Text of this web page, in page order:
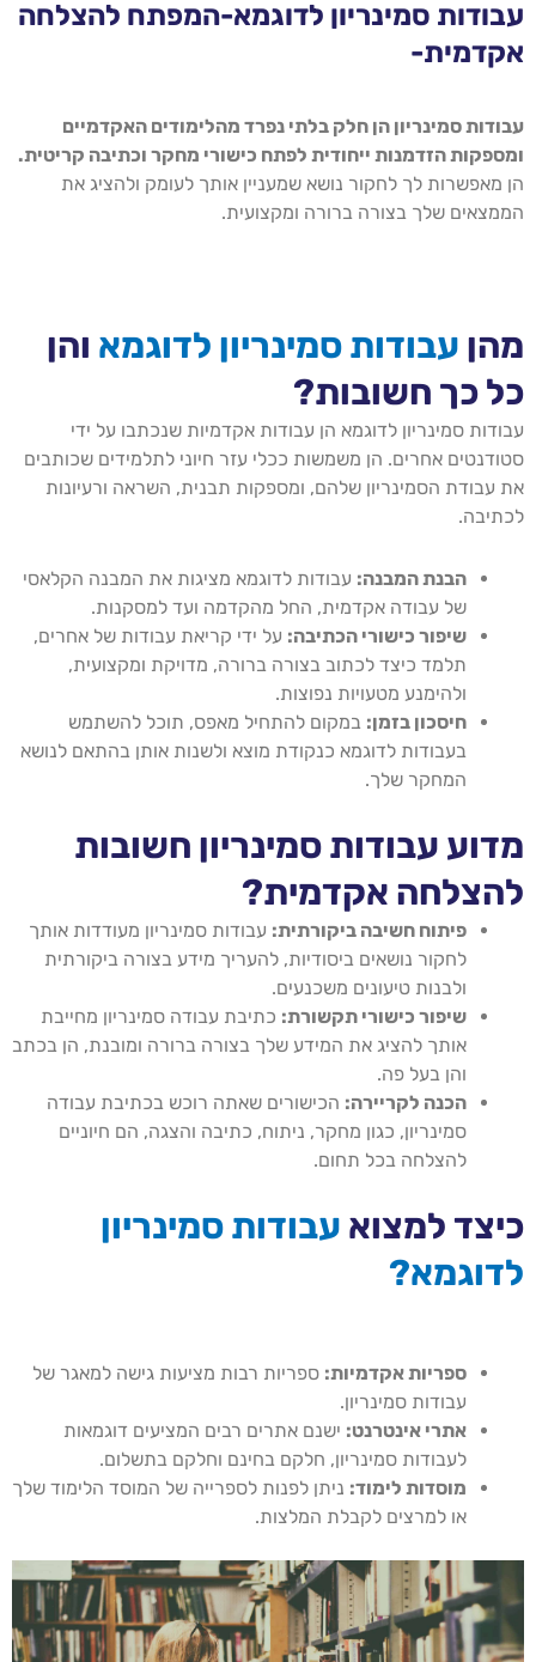
עבודות סמינריון לדוגמא-המפתח להצלחה
אקדמית-
עבודות סמינריון הן חלק בלתי נפרד מהלימודים האקדמיים
ומספקות הזדמנות ייחודית לפתח כישורי מחקר וכתיבה קריטית.
הן מאפשרות לך לחקור נושא שמעניין אותך לעומק ולהציג את
הממצאים שלך בצורה ברורה ומקצועית.
מהן עבודות סמינריון לדוגמא והן
כל כך חשובות?
עבודות סמינריון לדוגמא הן עבודות אקדמיות שנכתבו על ידי
סטודנטים אחרים. הן משמשות ככלי עזר חיוני לתלמידים שכותבים
את עבודת הסמינריון שלהם, ומספקות תבנית, השראה ורעיונות
לכתיבה.
הבנת המבנה: עבודות לדוגמא מציגות את המבנה הקלאסי
של עבודה אקדמית, החל מהקדמה ועד למסקנות.
שיפור כישורי הכתיבה: על ידי קריאת עבודות של אחרים,
תלמד כיצד לכתוב בצורה ברורה, מדויקת ומקצועית,
ולהימנע מטעויות נפוצות.
חיסכון בזמן: במקום להתחיל מאפס, תוכל להשתמש
בעבודות לדוגמא כנקודת מוצא ולשנות אותן בהתאם לנושא
המחקר שלך.
מדוע עבודות סמינריון חשובות
להצלחה אקדמית?
פיתוח חשיבה ביקורתית: עבודות סמינריון מעודדות אותך
לחקור נושאים ביסודיות, להעריך מידע בצורה ביקורתית
ולבנות טיעונים משכנעים.
שיפור כישורי תקשורת: כתיבת עבודה סמינריון מחייבת
אותך להציג את המידע שלך בצורה ברורה ומובנת, הן בכתב
והן בעל פה.
הכנה לקריירה: הכישורים שאתה רוכש בכתיבת עבודה
סמינריון, כגון מחקר, ניתוח, כתיבה והצגה, הם חיוניים
להצלחה בכל תחום.
כיצד למצוא עבודות סמינריון
לדוגמא?
ספריות אקדמיות: ספריות רבות מציעות גישה למאגר של
עבודות סמינריון.
אתרי אינטרנט: ישנם אתרים רבים המציעים דוגמאות
לעבודות סמינריון, חלקם בחינם וחלקם בתשלום.
מוסדות לימוד: ניתן לפנות לספרייה של המוסד הלימוד שלך
או למרצים לקבלת המלצות.